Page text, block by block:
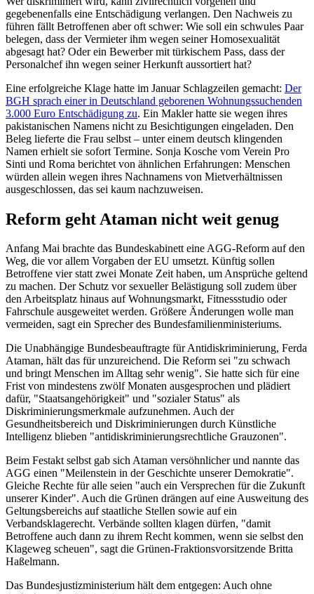
gegebenenfalls eine Entschädigung verlangen. Den Nachweis zu
führen fällt Betroffenen aber oft schwer: Wie soll ein schwules Paar
belegen, dass der Vermieter ihm wegen seiner Homosexualität
abgesagt hat? Oder ein Bewerber mit türkischem Pass, dass der
Personalchef ihn wegen seiner Herkunft aussortiert hat?
Eine erfolgreiche Klage hatte im Januar Schlagzeilen gemacht: Der
BGH sprach einer in Deutschland geborenen Wohnungssuchenden
3.000 Euro Entschädigung zu. Ein Makler hatte sie wegen ihres
pakistanischen Namens nicht zu Besichtigungen eingeladen. Den
Beleg lieferte die Frau selbst – unter einem deutsch klingenden
Namen erhielt sie sofort Termine. Sonja Kosche vom Verein Pro
Sinti und Roma berichtet von ähnlichen Erfahrungen: Menschen
würden allein wegen ihres Nachnamens von Mietverhältnissen
ausgeschlossen, das sei kaum nachzuweisen.
Reform geht Ataman nicht weit genug
Anfang Mai brachte das Bundeskabinett eine AGG-Reform auf den
Weg, die vor allem Vorgaben der EU umsetzt. Künftig sollen
Betroffene vier statt zwei Monate Zeit haben, um Ansprüche geltend
zu machen. Der Schutz vor sexueller Belästigung soll zudem über
den Arbeitsplatz hinaus auf Wohnungsmarkt, Fitnessstudio oder
Fahrschule ausgeweitet werden. Größere Änderungen wolle man
vermeiden, sagt ein Sprecher des Bundesfamilienministeriums.
Die Unabhängige Bundesbeauftragte für Antidiskriminierung, Ferda
Ataman, hält das für unzureichend. Die Reform sei "zu schwach
und bringt Menschen im Alltag sehr wenig". Sie hatte sich für eine
Frist von mindestens zwölf Monaten ausgesprochen und plädiert
dafür, "Staatsangehörigkeit" und "sozialer Status" als
Diskriminierungsmerkmale aufzunehmen. Auch der
Gesundheitsbereich und Diskriminierungen durch Künstliche
Intelligenz blieben "antidiskriminierungsrechtliche Grauzonen".
Beim Festakt selbst gab sich Ataman versöhnlicher und nannte das
AGG einen "Meilenstein in der Geschichte unserer Demokratie".
Gleiche Rechte für alle seien "auch ein Versprechen für die Zukunft
unserer Kinder". Auch die Grünen drängen auf eine Ausweitung des
Geltungsbereichs auf staatliche Stellen sowie auf ein
Verbandsklagerecht. Verbände sollten klagen dürfen, "damit
Betroffene auch dann zu ihrem Recht kommen, wenn sie selbst den
Klageweg scheuen", sagt die Grünen-Fraktionsvorsitzende Britta
Haßelmann.
Das Bundesjustizministerium hält dem entgegen: Auch ohne